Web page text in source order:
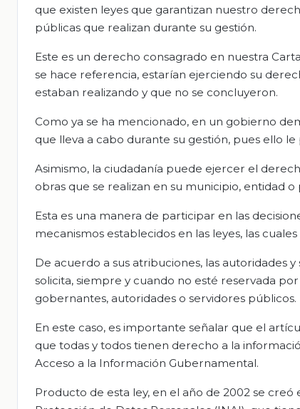
que existen leyes que garantizan nuestro
públicas que realizan durante su gestión.
Este es un derecho consagrado en nuestra
se hace referencia, estarían ejerciendo su
estaban realizando y que no se concluyeron.
Como ya se ha mencionado, en un gobierno
que lleva a cabo durante su gestión, pues ello
Asimismo, la ciudadanía puede ejercer el
obras que se realizan en su municipio, entidad o
Esta es una manera de participar en las
mecanismos establecidos en las leyes, las
De acuerdo a sus atribuciones, las autoridades
solicita, siempre y cuando no esté reservada
gobernantes, autoridades o servidores públicos.
En este caso, es importante señalar que el
que todas y todos tienen derecho a la
Acceso a la Información Gubernamental.
Producto de esta ley, en el año de 2002 se